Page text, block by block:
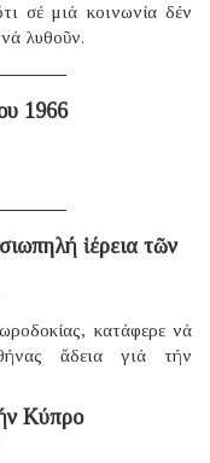
σέ μιά κοινωνία δέν
λυθοῦν.
1966
ἱέρεια τῶν
κατάφερε νά
ἄδεια γιά τήν
Κύπρο